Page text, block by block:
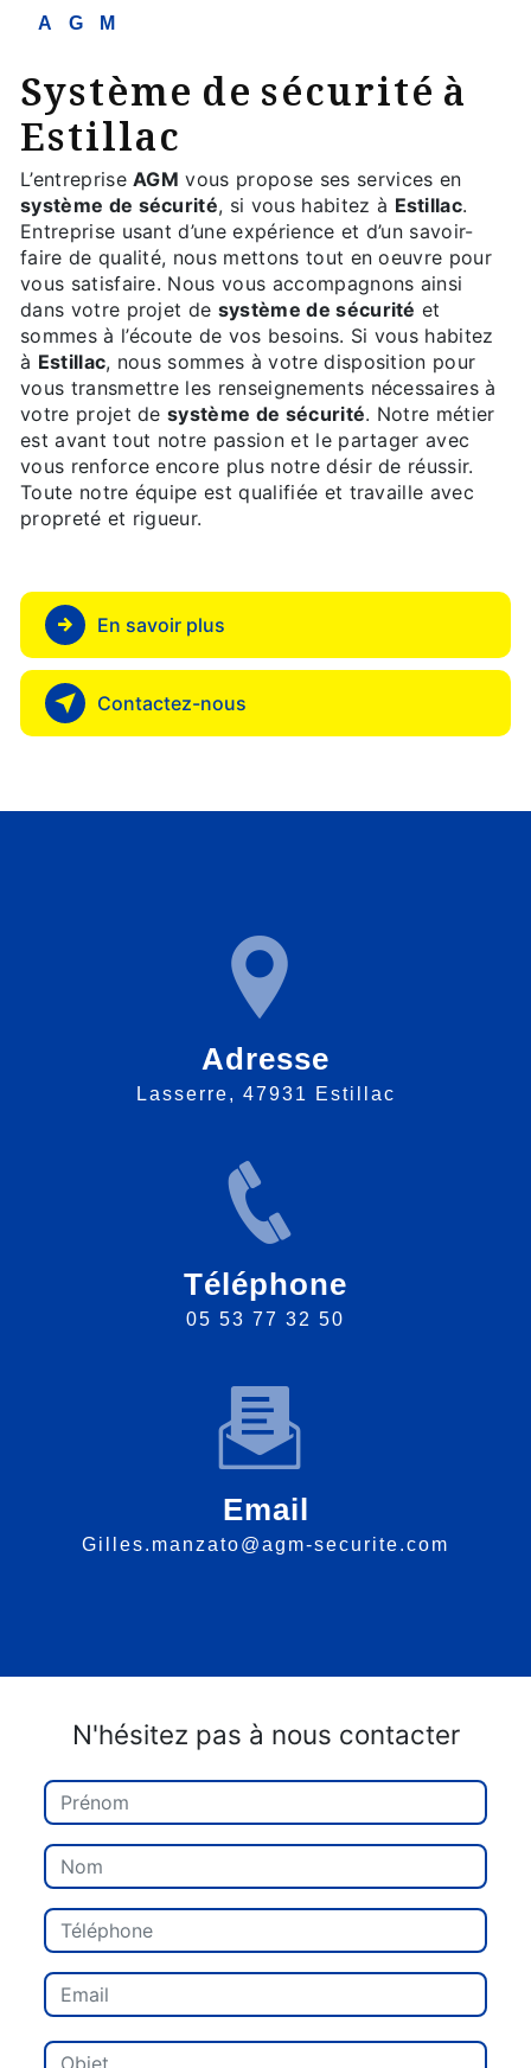
AGM
système de sécurité à
Estillac
L’entrepriseAGM vous propose ses services en
système de sécurité, si vous habitez à Estillac.
Entreprise usant d’une expérience et d’un savoir-
faire de qualité, nous mettons tout en oeuvre pour
vous satisfaire. Nous vous accompagnons ainsi
dans votre projet de système de sécurité et
sommes à l’écoute de vos besoins. Si vous habitez
à Estillac, nous sommes à votre disposition pour
vous transmettre les renseignements nécessaires à
votre projet desystème de sécurité. Notre métier
est avant tout notre passion et le partager avec
vous renforce encore plus notre désir de réussir.
Toute notre équipe est qualifiée et travaille avec
propreté et rigueur.
En savoir plus
Contactez-nous
Adresse
Lasserre, 47931 Estillac
Téléphone
05 53 77 32 50
Email
gilles.manzato@agm-securite.com
N'hésitez pas à nous contacter